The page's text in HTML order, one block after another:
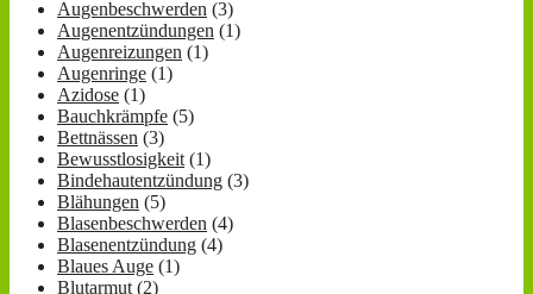
Augenbeschwerden (3)
Augenentzündungen (1)
Augenreizungen (1)
Augenringe (1)
Azidose (1)
Bauchkrämpfe (5)
Bettnässen (3)
Bewusstlosigkeit(1)
Bindehautentzündung (3)
Blähungen (5)
Blasenbeschwerden (4)
Blasenentzündung (4)
Blaues Auge (1)
Blutarmut(2)